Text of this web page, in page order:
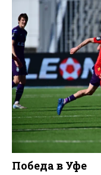
Победа в Уфе